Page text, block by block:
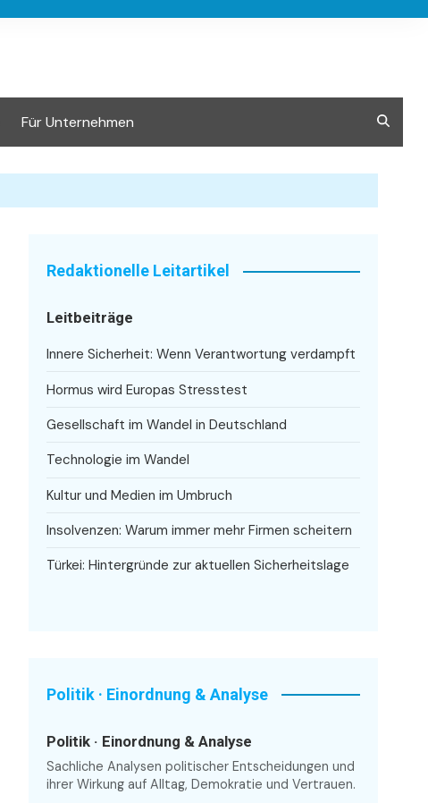
Für Unternehmen
Redaktionelle Leitartikel
Leitbeiträge
Innere Sicherheit: Wenn Verantwortung verdampft
Hormus wird Europas Stresstest
Gesellschaft im Wandel in Deutschland
Technologie im Wandel
Kultur und Medien im Umbruch
Insolvenzen: Warum immer mehr Firmen scheitern
Türkei: Hintergründe zur aktuellen Sicherheitslage
Politik · Einordnung & Analyse
Politik · Einordnung & Analyse
Sachliche Analysen politischer Entscheidungen und
ihrer Wirkung auf Alltag, Demokratie und Vertrauen.